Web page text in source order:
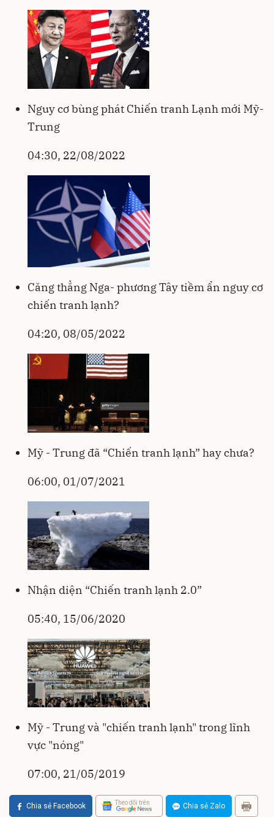
Nguy cơ bùng phát Chiến tranh Lạnh mới Mỹ-
Trung
04:30, 22/08/2022
Căng thẳng Nga- phương Tây tiềm ẩn nguy cơ
chiến tranh lạnh?
04:20, 08/05/2022
Mỹ - Trung đã “Chiến tranh lạnh” hay chưa?
06:00, 01/07/2021
Nhận diện “Chiến tranh lạnh 2.0”
05:40, 15/06/2020
Mỹ - Trung và "chiến tranh lạnh" trong lĩnh
vực "nóng"
07:00, 21/05/2019
Chia sẻ Facebook Theo dõi trên Chia sẻ Zalo